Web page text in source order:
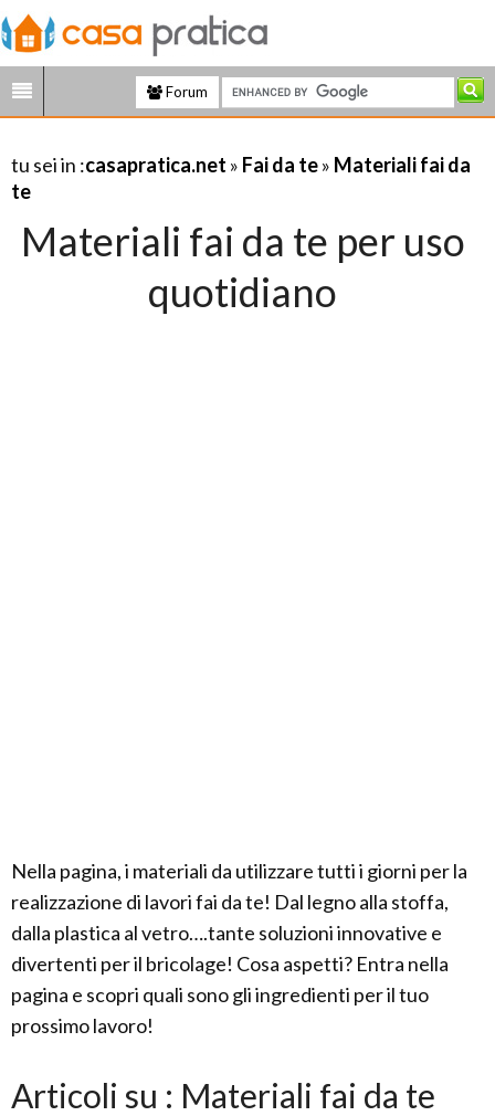
Forum
tu sei in :casapratica.net » Fai da te» Materiali fai da
te
Materiali fai da te per uso
quotidiano
Nella pagina, i materiali da utilizzare tutti i giorni per la
realizzazione di lavori fai da te! Dal legno alla stoffa,
dalla plastica al vetro….tante soluzioni innovative e
divertenti per il bricolage! Cosa aspetti? Entra nella
pagina e scopri quali sono gli ingredienti per il tuo
prossimo lavoro!
Articoli su : Materiali fai da te